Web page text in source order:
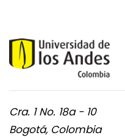
Cra. 1 No. 18a - 10
Bogotá, Colombia